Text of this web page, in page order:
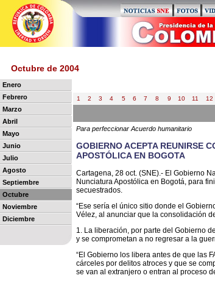
Octubre de 2004
Enero
Febrero
Marzo
Abril
Mayo
Junio
Julio
Agosto
Septiembre
Octubre
Noviembre
Diciembre
1 2 3 4 5 6 7 8 9 10 11 12
Para perfeccionar Acuerdo humanitario
GOBIERNO ACEPTA REUNIRSE
APOSTÓLICA EN BOGOTA
Cartagena, 28 oct. (SNE).- El Gobierno
Nunciatura Apostólica en Bogotá, para
secuestrados.
“Ese sería el único sitio donde el
Vélez, al anunciar que la consolidación
1. La liberación, por parte del Gobierno
y se comprometan a no regresar a la
“El Gobierno los libera antes de que las
cárceles por delitos atroces y que se
se van al extranjero o entran al proceso